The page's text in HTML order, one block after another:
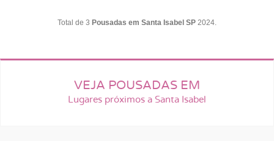
Total de 3 Pousadas em Santa Isabel SP 2024.
VEJA POUSADAS EM
Lugares próximos a Santa Isabel